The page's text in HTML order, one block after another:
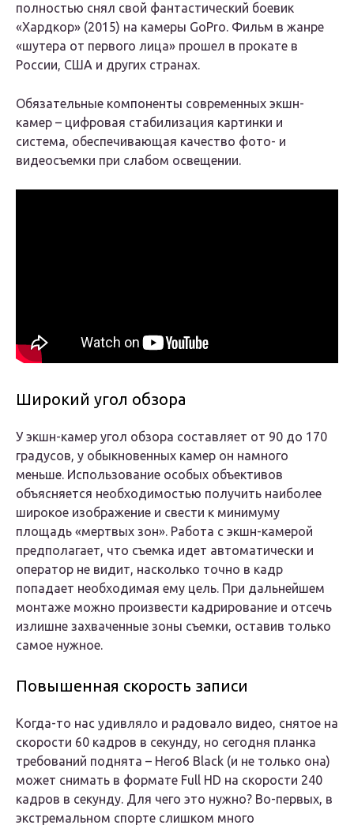
полностью снял свой фантастический боевик
«Хардкор» (2015) на камеры GoPro. Фильм в жанре
«шутера от первого лица» прошел в прокате в
России, США и других странах.
Обязательные компоненты современных экшн-
камер – цифровая стабилизация картинки и
система, обеспечивающая качество фото- и
видеосъемки при слабом освещении.
Широкий угол обзора
У экшн-камер угол обзора составляет от 90 до 170
градусов, у обыкновенных камер он намного
меньше. Использование особых объективов
объясняется необходимостью получить наиболее
широкое изображение и свести к минимуму
площадь «мертвых зон». Работа с экшн-камерой
предполагает, что съемка идет автоматически и
оператор не видит, насколько точно в кадр
попадает необходимая ему цель. При дальнейшем
монтаже можно произвести кадрирование и отсечь
излишне захваченные зоны съемки, оставив только
самое нужное.
Повышенная скорость записи
Когда-то нас удивляло и радовало видео, снятое на
скорости 60 кадров в секунду, но сегодня планка
требований поднята – Hero6 Black (и не только она)
может снимать в формате Full HD на скорости 240
кадров в секунду. Для чего это нужно? Во-первых, в
экстремальном спорте слишком много